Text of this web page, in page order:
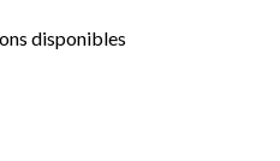
disponibles